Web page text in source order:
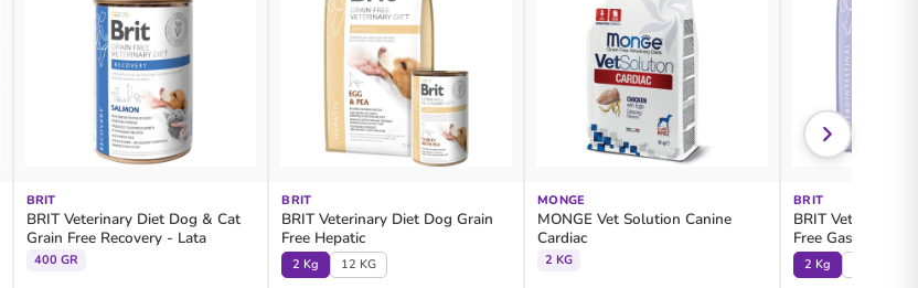
BRIT
BRIT Veterinary Diet Dog & Cat
Grain Free Recovery - Lata
400 GR
BRIT
BRIT Veterinary Diet Dog Grain
Free Hepatic
2 Kg 12 KG
MONGE
MONGE Vet Solution Canine
Cardiac
2 KG
BRIT
BRIT Veterinary
Free
2 Kg